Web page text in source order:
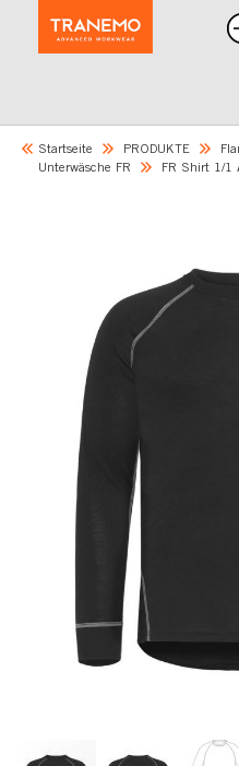
Startseite PRODUKTE
Unterwäsche FR
FR Shirt 1/1